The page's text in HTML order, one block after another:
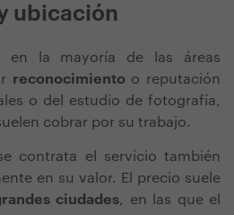
ubicación
en la mayoría de las áreas
reconocimiento o reputación
o del estudio de fotografía,
cobrar por su trabajo.
contrata el servicio también
en su valor. El precio suele
ciudades, en las que el